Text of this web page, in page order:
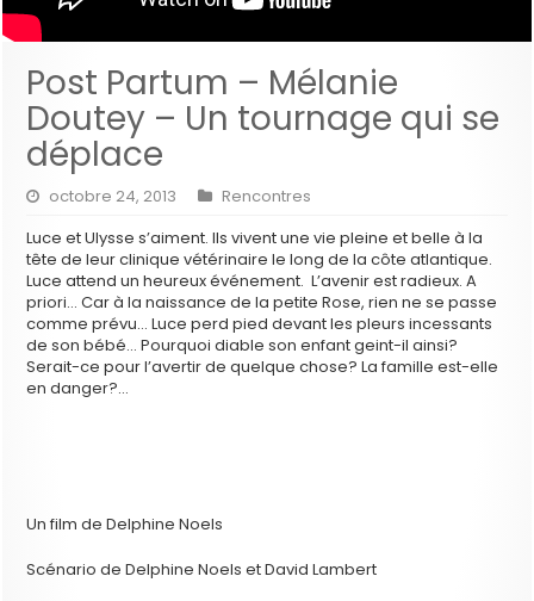
Post Partum – Mélanie
Doutey – Un tournage qui se
déplace
octobre 24, 2013
Rencontres
Luce et Ulysse s’aiment. Ils vivent une vie pleine et belle à la
tête de leur clinique vétérinaire le long de la côte atlantique.
Luce attend un heureux événement. L’avenir est radieux. A
priori… Car à la naissance de la petite Rose, rien ne se passe
comme prévu… Luce perd pied devant les pleurs incessants
de son bébé… Pourquoi diable son enfant geint-il ainsi?
Serait-ce pour l’avertir de quelque chose? La famille est-elle
en danger?…
Un film de Delphine Noels
Scénario de Delphine Noels et David Lambert